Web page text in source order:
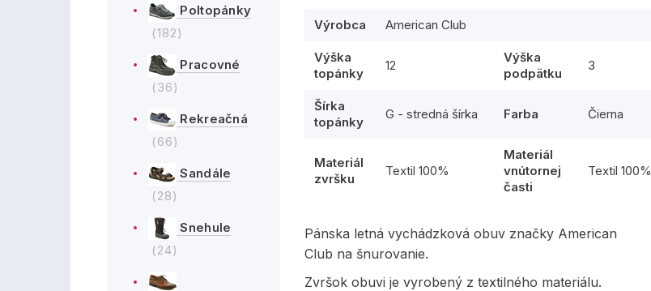
Poltopánky
(182)
Pracovné
(36)
Rekreačná
(66)
Sandále
(28)
Snehule
(24)
Výrobca American Club
Výška
topánky
12
Výška
podpätku
3
Šírka
topánky
G - stredná šírka Farba Čierna
Materiál
zvršku
Textil 100%
Materiál
vnútornej
časti
Textil 100%
Pánska letná vychádzková obuv značky American
Club na šnurovanie.
Zvršok obuvi je vyrobený z textilného materiálu.